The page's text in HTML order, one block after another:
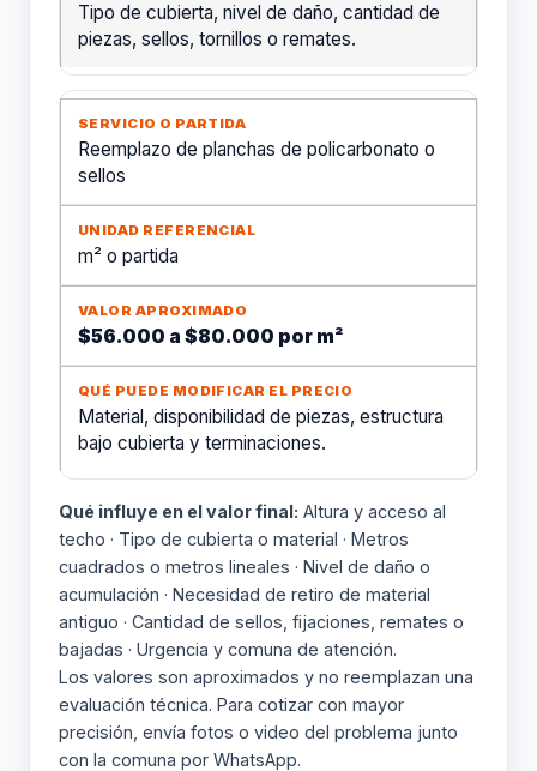
Tipo de cubierta, nivel de daño, cantidad de
piezas, sellos, tornillos o remates.
Reemplazo de planchas de policarbonato o
sellos
m² o partida
$56.000 a $80.000 por m²
Material, disponibilidad de piezas, estructura
bajo cubierta y terminaciones.
Qué influye en el valor final: Altura y acceso al
techo · Tipo de cubierta o material · Metros
cuadrados o metros lineales · Nivel de daño o
acumulación · Necesidad de retiro de material
antiguo · Cantidad de sellos, fijaciones, remates o
bajadas · Urgencia y comuna de atención.
Los valores son aproximados y no reemplazan una
evaluación técnica. Para cotizar con mayor
precisión, envía fotos o video del problema junto
con la comuna por WhatsApp.